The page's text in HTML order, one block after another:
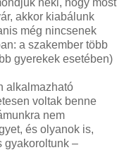
akkor kiabálunk
még nincsenek
a szakember több
gyerekek esetében)
alkalmazható
voltak benne
nem
és olyanok is,
gyakoroltunk –